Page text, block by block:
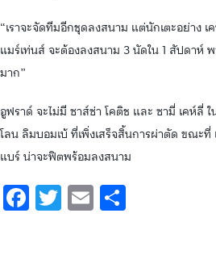
“เราจะจัดทีมอีกชุดลงสนาม แต่นักเตะอย่าง
แมร์เท่นส์ จะต้องลงสนาม 3 นัดใน 1 สัปดาห์
มาก”
อูฟราด์ จะไม่มี ซาส์ซ่า โคติช และ ซามี่ เคห์ลี่
โลน ลิมบอมเบ้ ที่เพิ่งเสร็จสิ้นการผ่าตัด ขณะ
แบร์ น่าจะฟิตพร้อมลงสนาม
Facebook
Twitter
Email